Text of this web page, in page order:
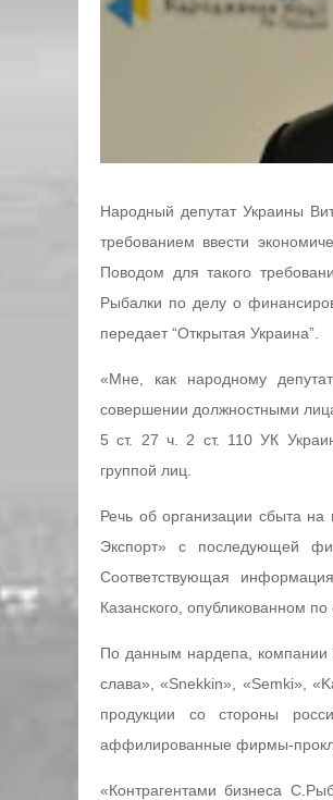
Народный депутат Украины
требованием ввести
Поводом для такого
Рыбалки по делу о
передает “Открытая Украина”.
«Мне, как народному
совершении должностными
5 ст. 27 ч. 2 ст. 110 УК
группой лиц.
Речь об организации сбыта
Экспорт» с последующей
Соответствующая
Казанского, опубликованном
По данным нардепа, компании
слава», «Snekkin», «Semki»,
продукции со стороны
аффилированные фирмы-
«Контрагентами бизнеса